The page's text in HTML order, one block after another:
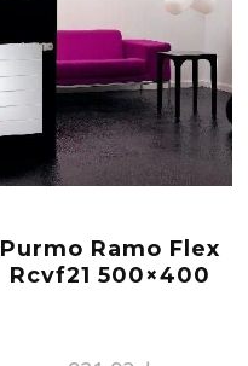
Purmo Ramo Flex
Rcvf21 500×400